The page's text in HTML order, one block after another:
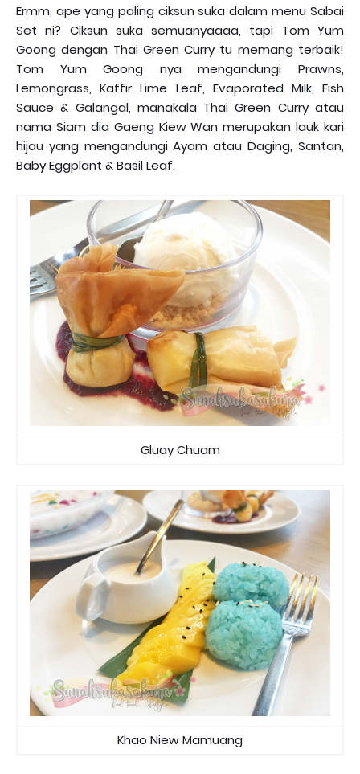
Ermm, ape yang paling ciksun suka dalam menu Sabai
Set ni? Ciksun suka semuanyaaaa, tapi Tom Yum
Goong dengan Thai Green Curry tu memang terbaik!
Tom Yum Goong nya mengandungi Prawns,
Lemongrass, Kaffir Lime Leaf, Evaporated Milk, Fish
Sauce & Galangal, manakala Thai Green Curry atau
nama Siam dia Gaeng Kiew Wan merupakan lauk kari
hijau yang mengandungi Ayam atau Daging, Santan,
Baby Eggplant & Basil Leaf.
Gluay Chuam
Khao Niew Mamuang